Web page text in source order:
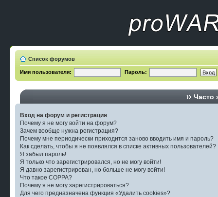
Список форумов
Имя пользователя: Пароль:
Часто
Вход на форум и регистрация
Почему я не могу войти на форум?
Зачем вообще нужна регистрация?
Почему мне периодически приходится заново вводить имя и пароль?
Как сделать, чтобы я не появлялся в списке активных пользователей?
Я забыл пароль!
Я только что зарегистрировался, но не могу войти!
Я давно зарегистрирован, но больше не могу войти!
Что такое COPPA?
Почему я не могу зарегистрироваться?
Для чего предназначена функция «Удалить cookies»?